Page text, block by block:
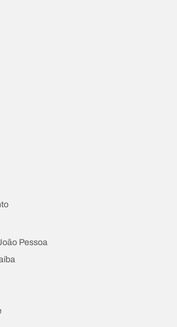
Pessoa